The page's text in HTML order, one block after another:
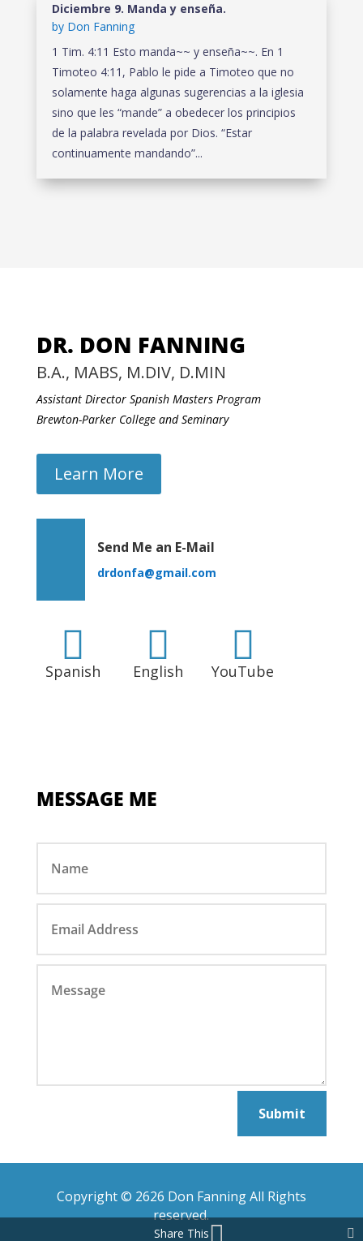
Diciembre 9. Manda y enseña.
by Don Fanning
1 Tim. 4:11 Esto manda~~ y enseña~~. En 1
Timoteo 4:11, Pablo le pide a Timoteo que no
solamente haga algunas sugerencias a la iglesia
sino que les “mande” a obedecer los principios
de la palabra revelada por Dios. “Estar
continuamente mandando”...
DR. DON FANNING
B.A., MABS, M.DIV, D.MIN
Assistant Director Spanish Masters Program
Brewton-Parker College and Seminary
Learn More
Send Me an E-Mail
drdonfa@gmail.com

Spanish

English

YouTube
MESSAGE ME
Submit
Copyright © 2626 Don Fanning All Rights
reserved.
Share This